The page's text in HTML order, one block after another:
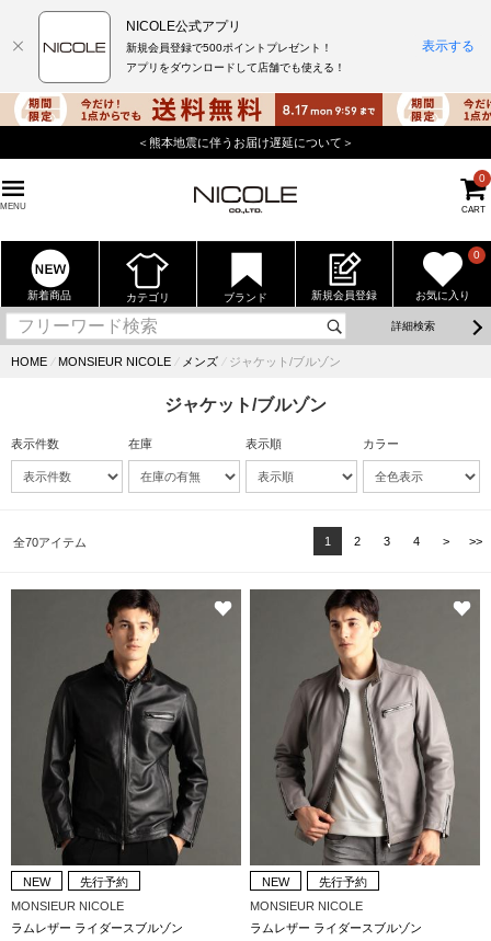
店舗でもポイントが貯まる使えるニコル公式アプリをダウンロード！
MENU CART
0
新着商品 カテゴリ ブランド 新規会員登録 お気に入り
0
詳細検索
HOME ⁄ MONSIEUR NICOLE ⁄ メンズ ⁄ ジャケット/ブルゾン
ジャケット/ブルゾン
表示件数 在庫 表示順 カラー
全70アイテム 1 2 3 4 > >>
NEW
先行予約
MONSIEUR NICOLE
ラムレザー ライダースブルゾン
NEW
先行予約
MONSIEUR NICOLE
ラムレザー ライダースブルゾン
NICOLE公式アプリ
新規会員登録で500ポイントプレゼント！
アプリをダウンロードして店舗でも使える！
表示する